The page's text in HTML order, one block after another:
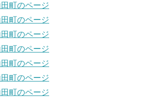
町のページ
町のページ
町のページ
町のページ
町のページ
町のページ
町のページ